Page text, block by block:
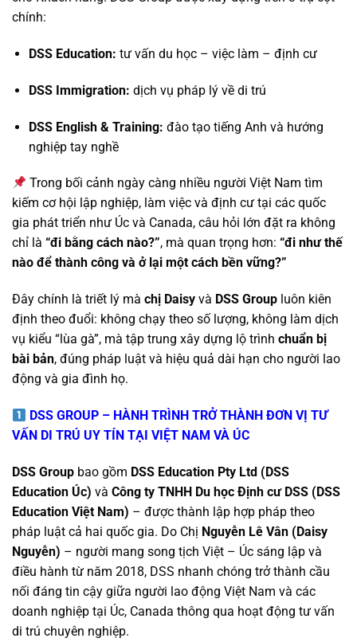
chính:
DSS Education: tư vấn du học – việc làm – định cư
DSS Immigration: dịch vụ pháp lý về di trú
DSS English & Training: đào tạo tiếng Anh và hướng
nghiệp tay nghề
Trong bối cảnh ngày càng nhiều người Việt Nam tìm
kiếm cơ hội lập nghiệp, làm việc và định cư tại các quốc
gia phát triển như Úc và Canada, câu hỏi lớn đặt ra không
chỉ là “đi bằng cách nào?”, mà quan trọng hơn: “đi như thế
nào để thành công và ở lại một cách bền vững?”
Đây chính là triết lý mà chị Daisy và DSS Group luôn kiên
định theo đuổi: không chạy theo số lượng, không làm dịch
vụ kiểu “lùa gà”, mà tập trung xây dựng lộ trình chuẩn bị
bài bản, đúng pháp luật và hiệu quả dài hạn cho người lao
động và gia đình họ.
DSS GROUP – HÀNH TRÌNH TRỞ THÀNH ĐƠN VỊ TƯ
VẤN DI TRÚ UY TÍN TẠI VIỆT NAM VÀ ÚC
DSS Group bao gồm DSS Education Pty Ltd (DSS
Education Úc) và Công ty TNHH Du học Định cư DSS (DSS
Education Việt Nam) – được thành lập hợp pháp theo
pháp luật cả hai quốc gia. Do Chị Nguyễn Lê Vân (Daisy
Nguyễn) – người mang song tịch Việt – Úc sáng lập và
điều hành từ năm 2018, DSS nhanh chóng trở thành cầu
nối đáng tin cậy giữa người lao động Việt Nam và các
doanh nghiệp tại Úc, Canada thông qua hoạt động tư vấn
di trú chuyên nghiệp.